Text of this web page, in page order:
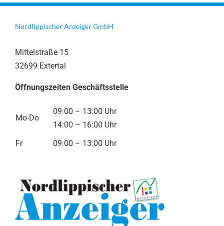
Nordlippischer Anzeiger GmbH
Mittelstraße 15
32699 Extertal
Öffnungszeiten Geschäftsstelle
Mo-Do
09:00 – 13:00 Uhr
14:00 – 16:00 Uhr
Fr
09:00 – 13:00 Uhr